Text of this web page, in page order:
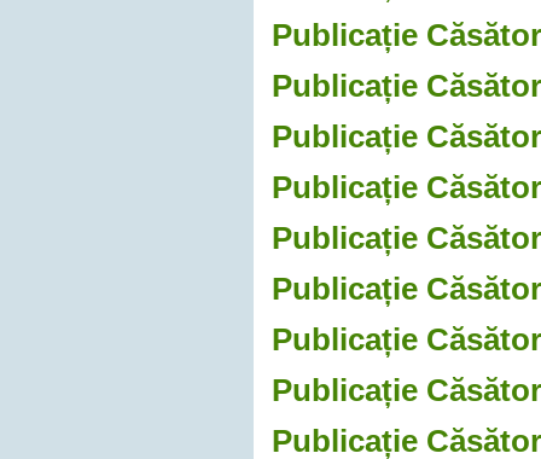
Publicație
Publicație
Publicație
Publicație
Publicație
Publicație
Publicație
Publicație
Publicație